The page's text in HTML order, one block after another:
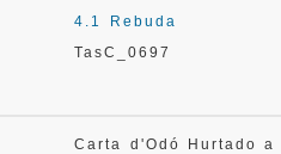
4.1 Rebuda
TasC_0697
Carta d'Odó Hurtado